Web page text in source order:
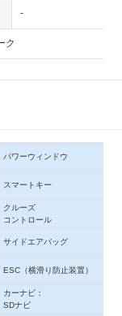
-
ク
パワーウィンドウ
スマートキー
クルーズ
コントロール
サイドエアバッグ
ESC（横滑り防止装置）
カーナビ：
SDナビ